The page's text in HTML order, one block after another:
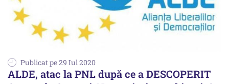
Publicat pe 29 Iul 2020
ALDE, atac la PNL după ce a DESCOPERIT